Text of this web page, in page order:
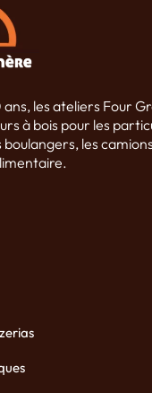
ans, les ateliers Four
à bois pour les
les